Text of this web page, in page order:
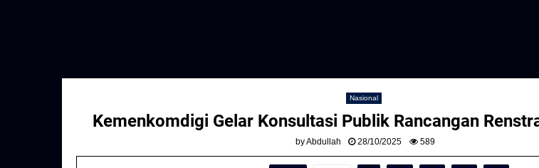
Nasional
Kemenkomdigi Gelar Konsultasi Publik Rancangan
byAbdullah 28/10/2025 589